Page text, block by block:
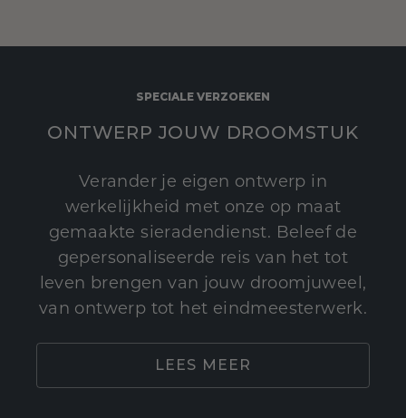
SPECIALE VERZOEKEN
ONTWERP JOUW DROOMSTUK
Verander je eigen ontwerp in
werkelijkheid met onze op maat
gemaakte sieradendienst. Beleef de
gepersonaliseerde reis van het tot
leven brengen van jouw droomjuweel,
van ontwerp tot het eindmeesterwerk.
LEES MEER